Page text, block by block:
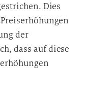
Dies
der
dass auf diese